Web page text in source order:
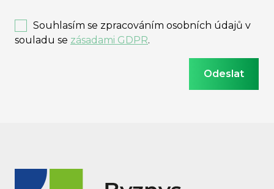
Souhlasím se zpracováním osobních údajů v
souladu se zásadami GDPR.